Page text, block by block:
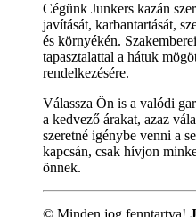
Cégünk Junkers kazán
javítását, karbantartását,
és környékén.
tapasztalattal a hátuk
rendelkezésére.
Válassza Ön is a valódi
a kedvező árakat, azaz
szeretné igénybe venni a
kapcsán, csak hívjon
önnek.
© Minden jog fenntartva!